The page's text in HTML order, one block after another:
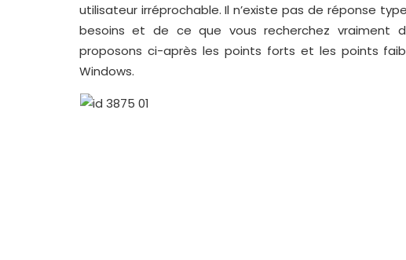
utilisateur irréprochable. Il n’existe pas de réponse
besoins et de ce que vous recherchez vraiment
proposons ci-après les points forts et les points
Windows.